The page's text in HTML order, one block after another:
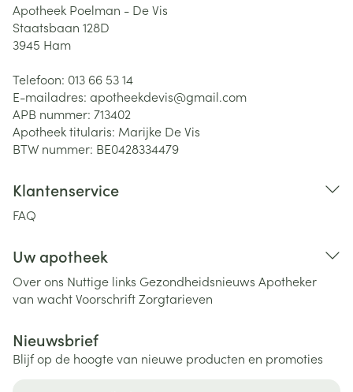
Apotheek Poelman - De Vis
Staatsbaan 128D
3945 Ham
Telefoon: 013 66 53 14
E-mailadres: apotheekdevis@gmail.com
APB nummer: 713402
Apotheek titularis: Marijke De Vis
BTW nummer: BE0428334479
Klantenservice
FAQ
Uw apotheek
Over ons Nuttige links Gezondheidsnieuws Apotheker
van wachtVoorschriftZorgtarieven
Nieuwsbrief
Blijf op de hoogte van nieuwe producten en promoties